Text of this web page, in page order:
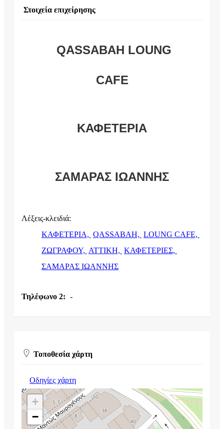
Στοιχεία επιχείρησης
QASSABAH LOUNG
CAFE
ΚΑΦΕΤΕΡΙΑ
ΣΑΜΑΡΑΣ ΙΩΑΝΝΗΣ
Λέξεις-κλειδιά:
ΚΑΦΕΤΕΡΙΑ, QASSABAH, LOUNG CAFE,
ΖΩΓΡΑΦΟΥ, ΑΤΤΙΚΗ, ΚΑΦΕΤΕΡΙΕΣ,
ΣΑΜΑΡΑΣ ΙΩΑΝΝΗΣ
Τηλέφωνο 2: -
Τοποθεσία χάρτη
Οδηγίες χάρτη
+
−